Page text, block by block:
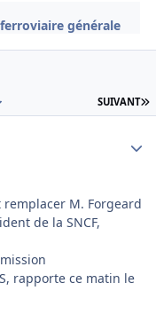
générale
SUIVANT
remplacer M. Forgeard
de la SNCF,
rapporte ce matin le